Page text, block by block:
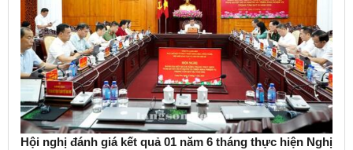
Hội nghị đánh giá kết quả 01 năm 6 tháng thực hiện Nghị